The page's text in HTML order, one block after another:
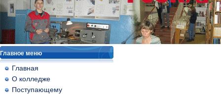
Главное меню
Главная
О колледже
Поступающему